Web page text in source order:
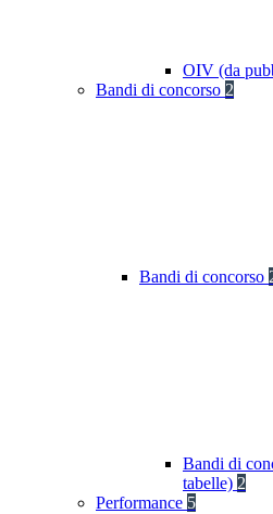
OIV (da
Bandi di concorso 2
Bandi di concorso
Bandi di
tabelle) 2
Performance 5